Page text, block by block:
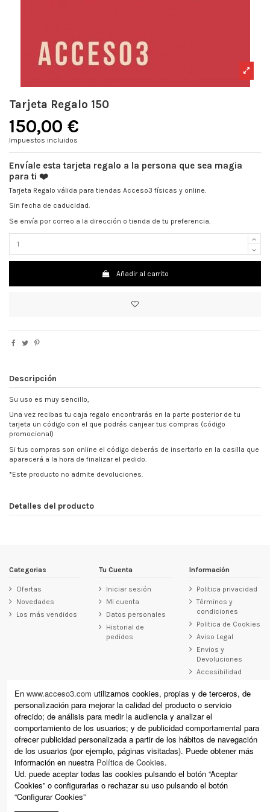
Tarjeta Regalo 150
150,00 €
Impuestos incluidos
Envíale esta tarjeta regalo a la persona que sea magia
para ti ❤️
Tarjeta Regalo válida para tiendas Acceso3 físicas y online.
Sin fecha de caducidad.
Se envía por correo a la dirección o tienda de tu preferencia.
Añadir al carrito
Descripción
Su uso es muy sencillo,
Una vez recibas tu caja regalo encontrarás en la parte posterior de tu
tarjeta un código con el que podrás canjear tus compras (código
promocional)
Si tus compras son online el código deberás de insertarlo en la casilla que
aparecerá a la hora de finalizar el pedido.
*Este producto no admite devoluciones.
Detalles del producto
Categorias
Ofertas
Novedades
Los más vendidos
Tu Cuenta
Iniciar sesión
Mi cuenta
Datos personales
Historial de
pedidos
Información
Politica privacidad
Términos y
condiciones
Politica de Cookies
Aviso Legal
Envios y
Devoluciones
Accesibilidad
Contacto
Acceso3
Raimundo Revilla 12, Laredo (Cantabria)
Calle Cervantes 11, Santoña (Cantabria)
+34 942 610 178 (laredo) +34 942 671 864 (Santoña)
info@acceso3.com
En www.acceso3.com utilizamos cookies, propias y de terceros, de
personalización para mejorar la calidad del producto o servicio
ofrecido; de análisis para medir la audiencia y analizar el
comportamiento de los usuarios; y de publicidad comportamental para
ofrecer publicidad personalizada a partir de los hábitos de navegación
de los usuarios (por ejemplo, páginas visitadas). Puede obtener más
información en nuestra Política de Cookies.
Ud. puede aceptar todas las cookies pulsando el botón “Aceptar
Cookies” o configurarlas o rechazar su uso pulsando el botón
“Configurar Cookies”